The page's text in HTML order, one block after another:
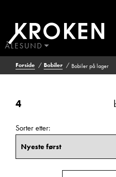
på
lager
ÅLESUND
BODØ
HAUGALAND
ÅNDALSNES
Forside Bobiler Bobiler på lager
Kontakt
4
Sorter etter:
Filtrering
Pris (kr)
Antall sengeplasser